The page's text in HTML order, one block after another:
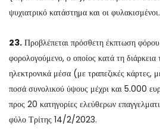
ψυχιατρικό κατάστημα και οι φυλακισμένοι.
23. Προβλέπεται πρόσθετη έκπτωση
φορολογούμενο, ο οποίος κατά τη
ηλεκτρονικά μέσα (με τραπεζικές
ποσά συνολικού ύψους μέχρι και 5.000
προς 20 κατηγορίες ελεύθερων
φύλο Τρίτης 14/2/2023.